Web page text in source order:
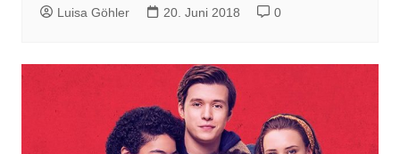
Luisa Göhler 20. Juni 2018 0